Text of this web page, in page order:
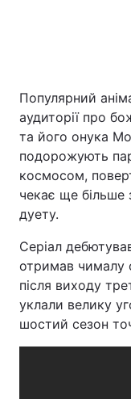
Популярний
аудиторії про
та його онука
подорожують
космосом,
чекає ще більше
дуету.
Серіал
отримав чималу
після виходу
уклали велику
шостий сезон